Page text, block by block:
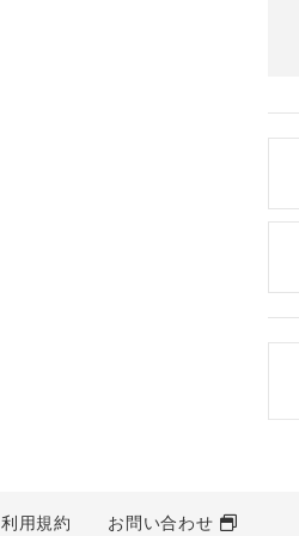
利用規約 お問い合わせ